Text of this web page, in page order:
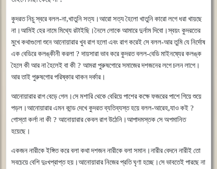
কুদরতনিচুস্বরেবলল-না,খাতুনিসত্য।আরোসত্যহৈলোখাতুনিকারোলগেধরাখায়ছে
না।আমিইহেরনামেমিথ্যেরটাইছি।নৈলেলোকেআমারেদুর্নামদিবো।স্বয়ং কুদরতের
মুখেকথাগুলোশুনেআনোয়ারারখুবরাগহলোএবং রাগকরেইসেবলল-আরতুমিযেনির্দোষ
একবেডিরেকলঙ্কীনীকরলা ?দায়সারাভাবকরেকুদরতবলল-বেডিমাইনষ্যেরকলঙ্ক
হৈলেকীআরনাহৈলেইবাকী ? আমরাপুরুষগোরেসমাজেরদশজনেরলগেচলনলাগে।
আরতাইপুরুষগোরপরিষ্কারথাকনদর্কার।
আনোয়ারাররাগবেড়েগেল।সেমশারিথেকেবেরিয়েপাশেরকক্ষেফজরেরপাশেগিয়েশুয়ে
পড়ল।আনোয়ারারএমনকান্ডদেখেকুদরতব্যতিব্যস্তহয়েবলল-আরেহ,যাওকই ?
গোস্তাকর্লানাকী ? আনোয়ারারকেবলরাগউঠেনি।আপাদমস্তকসেঅপমানিত
হয়েছে।
একজননারীকেইঙ্গিতকরেবলাকথাদশজননারীকেবলাসমান।নারীরবেদনেনারীইতো
সবচেয়েবেশিদুঃখপ্রাপ্তহয়।আনোয়ারারনিজেরপ্রতিঘৃণাহচ্ছে।সেভাবতেইপারছেনা